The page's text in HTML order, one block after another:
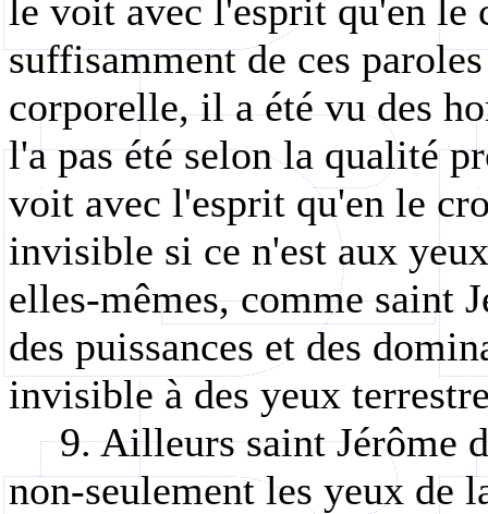
le voit avec l'esprit qu'en
suffisamment de ces
corporelle, il a été vu des
l'a pas été selon la qualité
voit avec l'esprit qu'en le
invisible si ce n'est aux
elles-mêmes, comme saint
des puissances et des
invisible à des yeux
9. Ailleurs saint Jérôme
non-seulement les yeux de